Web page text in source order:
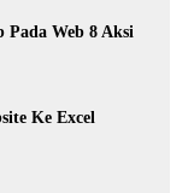
Pada Web 8 Aksi
Ke Excel